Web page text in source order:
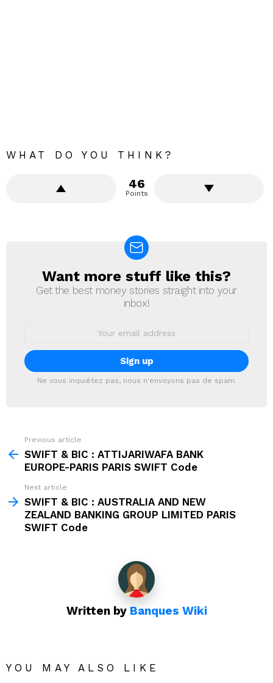
WHAT DO YOU THINK?
46
Points
NEWSLETTER
Want more stuff like this?
Get the best money stories straight into your
inbox!
Ne vous inquiétez pas, nous n'envoyons pas de spam.
more
Previous article
SWIFT & BIC : ATTIJARIWAFA BANK
EUROPE-PARIS PARIS SWIFT Code
Next article
SWIFT & BIC : AUSTRALIA AND NEW
ZEALAND BANKING GROUP LIMITED PARIS
SWIFT Code
Written by Banques Wiki
YOU MAY ALSO LIKE